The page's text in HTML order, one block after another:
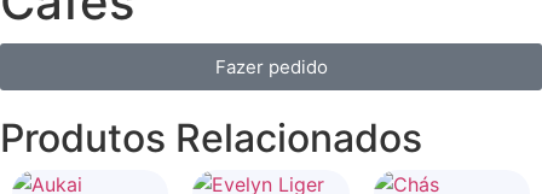
Fazer pedido
Produtos Relacionados